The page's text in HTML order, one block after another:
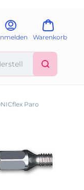
Warenkorb
Paro